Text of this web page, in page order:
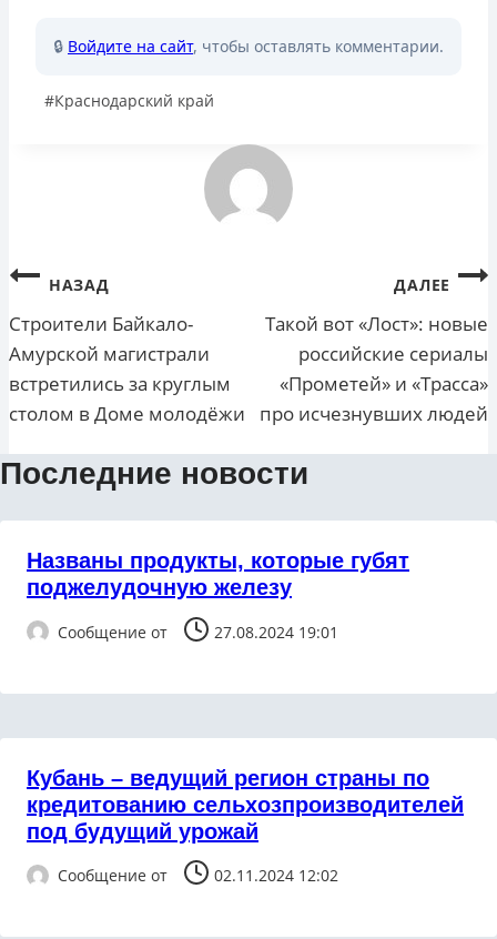
🔒 Войдите на сайт, чтобы оставлять комментарии.
Метки
#Краснодарский край
Навигация
по
записям
НАЗАД
Строители Байкало-
Амурской магистрали
встретились за круглым
столом в Доме молодёжи
ДАЛЕЕ
Такой вот «Лост»: новые
российские сериалы
«Прометей» и «Трасса»
про исчезнувших людей
Последние новости
Названы продукты, которые губят
поджелудочную железу
Сообщение от 27.08.2024 19:01
Кубань – ведущий регион страны по
кредитованию сельхозпроизводителей
под будущий урожай
Сообщение от 02.11.2024 12:02